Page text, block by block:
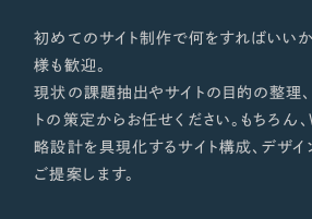
初めてのサイト制作で何をすればいい
様も歓迎。
現状の課題抽出やサイトの目的の整理、
トの策定からお任せください。もちろん
略設計を具現化するサイト構成、デザイ
ご提案します。